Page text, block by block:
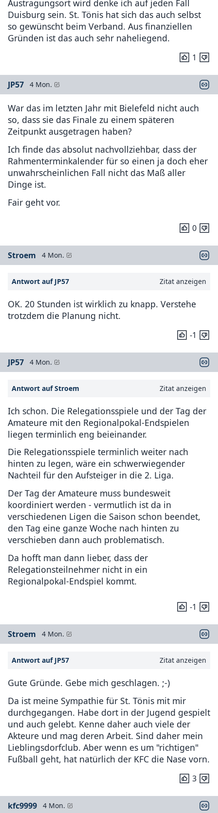
Austragungsort wird denke ich auf jeden Fall
Duisburg sein. St. Tönis hat sich das auch selbst
so gewünscht beim Verband. Aus finanziellen
Gründen ist das auch sehr naheliegend.
1
JP57 4 Mon.
War das im letzten Jahr mit Bielefeld nicht auch
so, dass sie das Finale zu einem späteren
Zeitpunkt ausgetragen haben?
Ich finde das absolut nachvollziehbar, dass der
Rahmenterminkalender für so einen ja doch eher
unwahrscheinlichen Fall nicht das Maß aller
Dinge ist.
Fair geht vor.
0
Stroem 4 Mon.
Antwort auf JP57 Zitat anzeigen
OK. 20 Stunden ist wirklich zu knapp. Verstehe
trotzdem die Planung nicht.
-1
JP57 4 Mon.
Antwort auf Stroem Zitat anzeigen
Ich schon. Die Relegationsspiele und der Tag der
Amateure mit den Regionalpokal-Endspielen
liegen terminlich eng beieinander.
Die Relegationsspiele terminlich weiter nach
hinten zu legen, wäre ein schwerwiegender
Nachteil für den Aufsteiger in die 2. Liga.
Der Tag der Amateure muss bundesweit
koordiniert werden - vermutlich ist da in
verschiedenen Ligen die Saison schon beendet,
den Tag eine ganze Woche nach hinten zu
verschieben dann auch problematisch.
Da hofft man dann lieber, dass der
Relegationsteilnehmer nicht in ein
Regionalpokal-Endspiel kommt.
-1
Stroem 4 Mon.
Antwort auf JP57 Zitat anzeigen
Gute Gründe. Gebe mich geschlagen. ;-)
Da ist meine Sympathie für St. Tönis mit mir
durchgegangen. Habe dort in der Jugend gespielt
und auch gelebt. Kenne daher auch viele der
Akteure und mag deren Arbeit. Sind daher mein
Lieblingsdorfclub. Aber wenn es um "richtigen"
Fußball geht, hat natürlich der KFC die Nase vorn.
3
kfc9999 4 Mon.